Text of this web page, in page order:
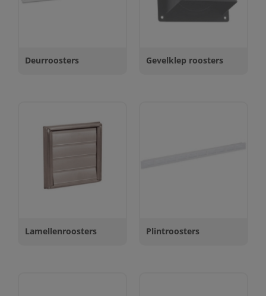
Deurroosters Gevelklep roosters
Lamellenroosters Plintroosters